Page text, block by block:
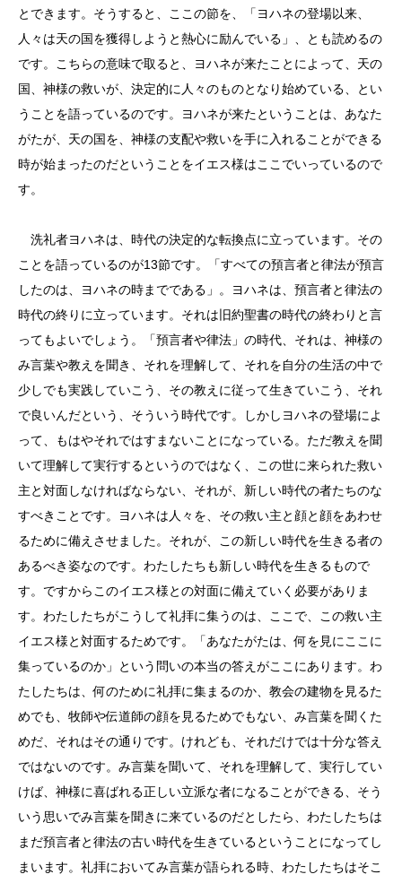
とできます。そうすると、ここの節を、「ヨハネの登場以来、
人々は天の国を獲得しようと熱心に励んでいる」、とも読めるの
です。こちらの意味で取ると、ヨハネが来たことによって、天の
国、神様の救いが、決定的に人々のものとなり始めている、とい
うことを語っているのです。ヨハネが来たということは、あなた
がたが、天の国を、神様の支配や救いを手に入れることができる
時が始まったのだということをイエス様はここでいっているので
す。
洗礼者ヨハネは、時代の決定的な転換点に立っています。その
ことを語っているのが13節です。「すべての預言者と律法が預言
したのは、ヨハネの時までである」。ヨハネは、預言者と律法の
時代の終りに立っています。それは旧約聖書の時代の終わりと言
ってもよいでしょう。「預言者や律法」の時代、それは、神様の
み言葉や教えを聞き、それを理解して、それを自分の生活の中で
少しでも実践していこう、その教えに従って生きていこう、それ
で良いんだという、そういう時代です。しかしヨハネの登場によ
って、もはやそれではすまないことになっている。ただ教えを聞
いて理解して実行するというのではなく、この世に来られた救い
主と対面しなければならない、それが、新しい時代の者たちのな
すべきことです。ヨハネは人々を、その救い主と顔と顔をあわせ
るために備えさせました。それが、この新しい時代を生きる者の
あるべき姿なのです。わたしたちも新しい時代を生きるもので
す。ですからこのイエス様との対面に備えていく必要がありま
す。わたしたちがこうして礼拝に集うのは、ここで、この救い主
イエス様と対面するためです。「あなたがたは、何を見にここに
集っているのか」という問いの本当の答えがここにあります。わ
たしたちは、何のために礼拝に集まるのか、教会の建物を見るた
めでも、牧師や伝道師の顔を見るためでもない、み言葉を聞くた
めだ、それはその通りです。けれども、それだけでは十分な答え
ではないのです。み言葉を聞いて、それを理解して、実行してい
けば、神様に喜ばれる正しい立派な者になることができる、そう
いう思いでみ言葉を聞きに来ているのだとしたら、わたしたちは
まだ預言者と律法の古い時代を生きているということになってし
まいます。礼拝においてみ言葉が語られる時、わたしたちはそこ